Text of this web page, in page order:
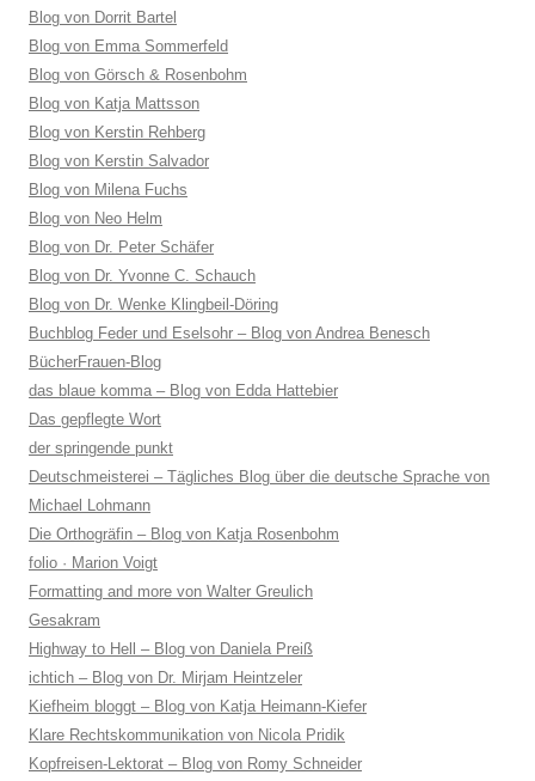
Blog von Dorrit Bartel
Blog von Emma Sommerfeld
Blog von Görsch & Rosenbohm
Blog von Katja Mattsson
Blog von Kerstin Rehberg
Blog von Kerstin Salvador
Blog von Milena Fuchs
Blog von Neo Helm
Blog von Dr. Peter Schäfer
Blog von Dr. Yvonne C. Schauch
Blog von Dr. Wenke Klingbeil-Döring
Buchblog Feder und Eselsohr – Blog von Andrea Benesch
BücherFrauen-Blog
das blaue komma – Blog von Edda Hattebier
Das gepflegte Wort
der springende punkt
Deutschmeisterei – Tägliches Blog über die deutsche Sprache von
Michael Lohmann
Die Orthogräfin – Blog von Katja Rosenbohm
folio · Marion Voigt
Formatting and more von Walter Greulich
Gesakram
Highway to Hell – Blog von Daniela Preiß
ichtich – Blog von Dr. Mirjam Heintzeler
Kiefheim bloggt – Blog von Katja Heimann-Kiefer
Klare Rechtskommunikation von Nicola Pridik
Kopfreisen-Lektorat – Blog von Romy Schneider